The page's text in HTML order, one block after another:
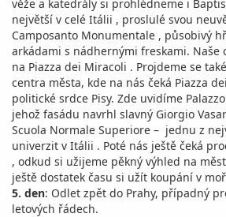
věže a katedrály si prohlédneme i
největší v celé Itálii , proslulé svou
Camposanto Monumentale , působivý
arkádami s nádhernými freskami. Naše
na Piazza dei Miracoli . Projdeme se
centra města, kde na nás čeká Piazza
politické srdce Pisy. Zde uvidíme
jehož fasádu navrhl slavný Giorgio
Scuola Normale Superiore – jednu z
univerzit v Itálii . Poté nás ještě čeká
, odkud si užijeme pěkný výhled na
ještě dostatek času si užít koupání v
5. den: Odlet zpět do Prahy, případný
letových řádech.